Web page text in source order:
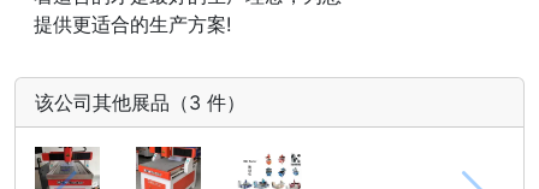
提供更适合的生产方案!
该公司其他展品（3 件）